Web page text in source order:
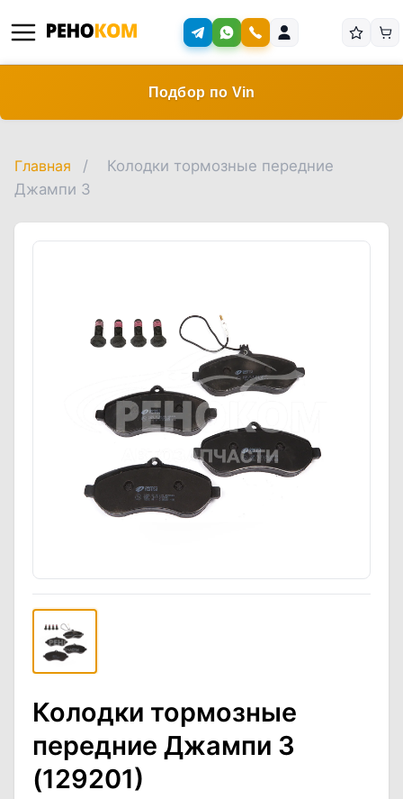
Подбор по Vin
Главная /
Колодки тормозные передние
Джампи 3
Колодки тормозные
передние Джампи 3
(129201)